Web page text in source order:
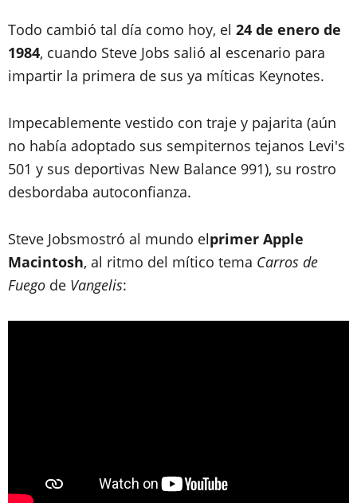
Todo cambió tal día como hoy, el 24 de enero de
1984, cuando Steve Jobs salió al escenario para
impartir la primera de sus ya míticas Keynotes.
Impecablemente vestido con traje y pajarita (aún
no había adoptado sus sempiternos tejanos Levi's
501 y sus deportivas New Balance 991), su rostro
desbordaba autoconfianza.
Steve Jobsmostró al mundo elprimer Apple
Macintosh, al ritmo del mítico tema Carros de
Fuego de Vangelis: